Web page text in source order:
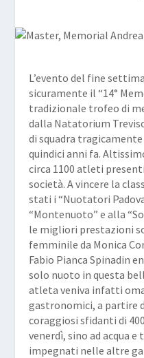
L’evento del fine
sicuramente il “14°
tradizionale trofeo di
dalla Natatorium
di squadra
quindici anni fa.
circa 1100 atleti
società. A vincere la
stati i “Nuotatori
“Montenuoto” e alla “
le migliori prestazioni
femminile da Monica
Fabio Pianca Spinadin
solo nuoto in questa
atleta veniva infatti
gastronomici, a partire
coraggiosi sfidanti di
venerdì, sino ad acqua
impegnati nelle altre